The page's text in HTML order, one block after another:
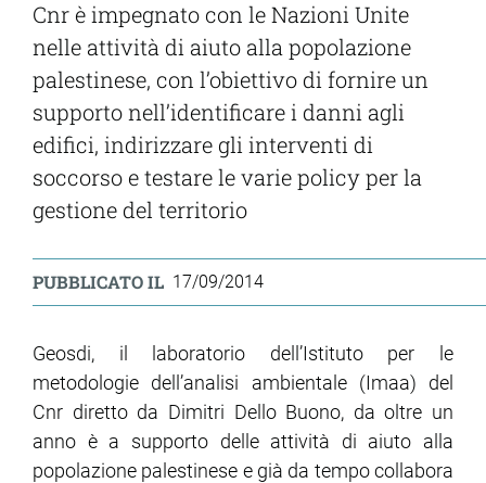
Cnr è impegnato con le Nazioni Unite
nelle attività di aiuto alla popolazione
palestinese, con l’obiettivo di fornire un
supporto nell’identificare i danni agli
edifici, indirizzare gli interventi di
soccorso e testare le varie policy per la
gestione del territorio
PUBBLICATO IL 17/09/2014
Geosdi, il laboratorio dell’Istituto per le
metodologie dell’analisi ambientale (Imaa) del
Cnr diretto da Dimitri Dello Buono, da oltre un
anno è a supporto delle attività di aiuto alla
popolazione palestinese e già da tempo collabora